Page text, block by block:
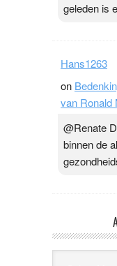
geleden is
Hans1263
on
van Ronald
@Renate
binnen de